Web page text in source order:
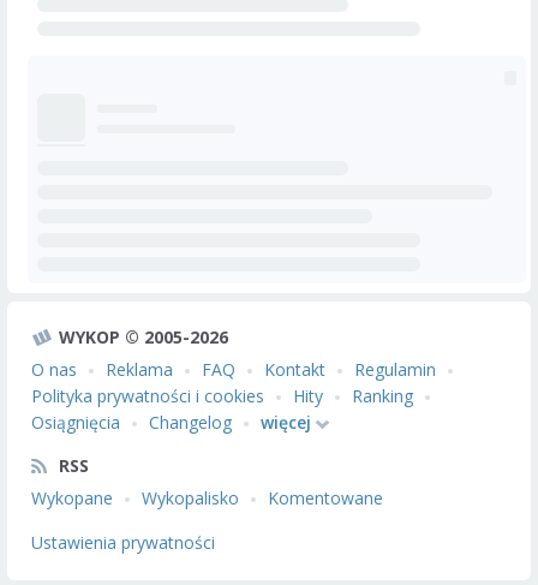
WYKOP © 2005-2026
O nas
Reklama FAQ Kontakt
Regulamin
Polityka prywatności i cookies
Hity
Ranking
Osiągnięcia
Changelog
więcej
RSS
Wykopane
Wykopalisko
Komentowane
Ustawienia prywatności